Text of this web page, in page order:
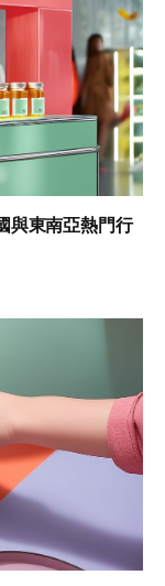
與東南亞熱門行